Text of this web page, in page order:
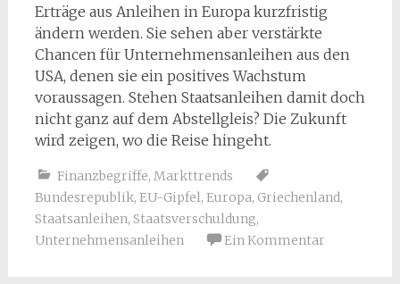
Erträge aus Anleihen in Europa kurzfristig
ändern werden. Sie sehen aber verstärkte
Chancen für Unternehmensanleihen aus den
USA, denen sie ein positives Wachstum
voraussagen. Stehen Staatsanleihen damit doch
nicht ganz auf dem Abstellgleis? Die Zukunft
wird zeigen, wo die Reise hingeht.
Finanzbegriffe, Markttrends
Bundesrepublik, EU-Gipfel, Europa, Griechenland,
Staatsanleihen, Staatsverschuldung,
Unternehmensanleihen
Ein Kommentar